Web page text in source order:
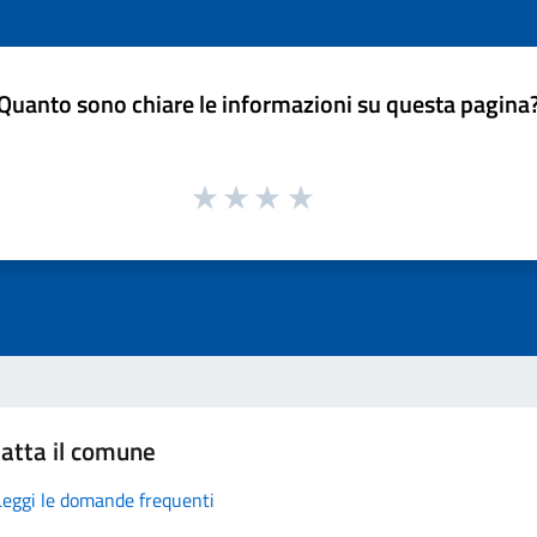
sono chiare le informazioni su questa
il comune
le domande frequenti